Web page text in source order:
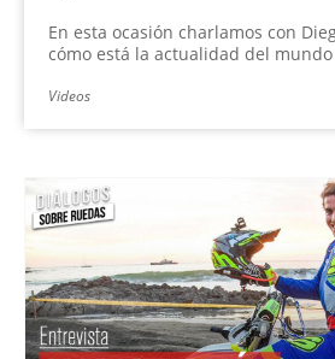
En esta ocasión charlamos con
cómo está la actualidad del mundo
Videos